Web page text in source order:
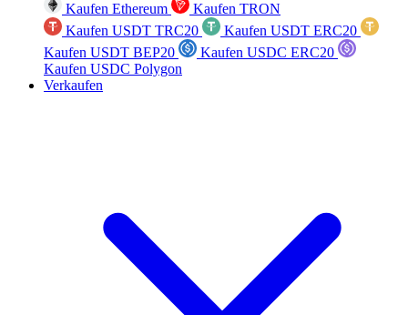
Kaufen Ethereum
Kaufen TRON
Kaufen USDT TRC20
Kaufen USDT ERC20
Kaufen USDT BEP20
Kaufen USDC ERC20
Kaufen USDC Polygon
Verkaufen